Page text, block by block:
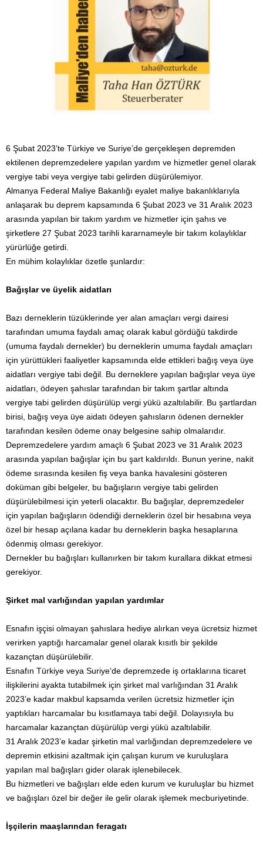
6 Şubat 2023’te Türkiye ve Suriye’de gerçekleşen depremden
ektilenen depremzedelere yapılan yardım ve hizmetler genel olarak
vergiye tabi veya vergiye tabi gelirden düşürülemiyor.
Almanya Federal Maliye Bakanlığı eyalet maliye bakanlıklarıyla
anlaşarak bu deprem kapsamında 6 Şubat 2023 ve 31 Aralık 2023
arasında yapılan bir takım yardım ve hizmetler için şahıs ve
şirketlere 27 Şubat 2023 tarihli kararnameyle bir takım kolaylıklar
yürürlüğe getirdi.
En mühim kolaylıklar özetle şunlardır:
Bağışlar ve üyelik aidatları
Bazı derneklerin tüzüklerinde yer alan amaçları vergi dairesi
tarafından umuma faydalı amaç olarak kabul gördüğü takdirde
(umuma faydalı dernekler) bu derneklerin umuma faydalı amaçları
için yürüttükleri faaliyetler kapsamında elde ettikleri bağış veya üye
aidatları vergiye tabi değil. Bu derneklere yapılan bağışlar veya üye
aidatları, ödeyen şahıslar tarafından bir takım şartlar altında
vergiye tabi gelirden düşürülüp vergi yükü azaltılabilir. Bu şartlardan
birisi, bağış veya üye aidatı ödeyen şahısların ödenen dernekler
tarafından kesilen ödeme onay belgesine sahip olmalarıdır.
Depremzedelere yardım amaçlı 6 Şubat 2023 ve 31 Aralık 2023
arasında yapılan bağışlar için bu şart kaldırıldı. Bunun yerine, nakit
ödeme sırasında kesilen fiş veya banka havalesini gösteren
doküman gibi belgeler, bu bağışların vergiye tabi gelirden
düşürülebilmesi için yeterli olacaktır. Bu bağışlar, depremzedeler
için yapılan bağışların ödendiği derneklerin özel bir hesabına veya
özel bir hesap açılana kadar bu derneklerin başka hesaplarına
ödenmiş olması gerekiyor.
Dernekler bu bağışları kullanırken bir takım kurallara dikkat etmesi
gerekiyor.
Şirket mal varlığından yapılan yardımlar
Esnafın işçisi olmayan şahıslara hediye alırkan veya ücretsiz hizmet
verirken yaptığı harcamalar genel olarak kısıtlı bir şekilde
kazançtan düşürülebilir.
Esnafın Türkiye veya Suriye‘de depremzede iş ortaklarına ticaret
ilişkilerini ayakta tutabilmek için şirket mal varlığından 31 Aralık
2023’e kadar makbul kapsamda verilen ücretsiz hizmetler için
yaptıkları harcamalar bu kısıtlamaya tabi değil. Dolayısıyla bu
harcamalar kazançtan düşürülüp vergi yükü azaltılabilir.
31 Aralık 2023’e kadar şirketin mal varlığından depremzedelere ve
depremin etkisini azaltmak için çalışan kurum ve kuruluşlara
yapılan mal bağışları gider olarak işlenebilecek.
Bu hizmetleri ve bağışları elde eden kurum ve kuruluşlar bu hizmet
ve bağışları özel bir değer ile gelir olarak işlemek mecburiyetinde.
İşçilerin maaşlarından feragatı